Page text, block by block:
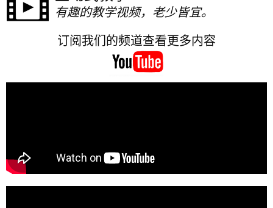
有趣的教学视频，老少皆宜。
订阅我们的频道查看更多内容